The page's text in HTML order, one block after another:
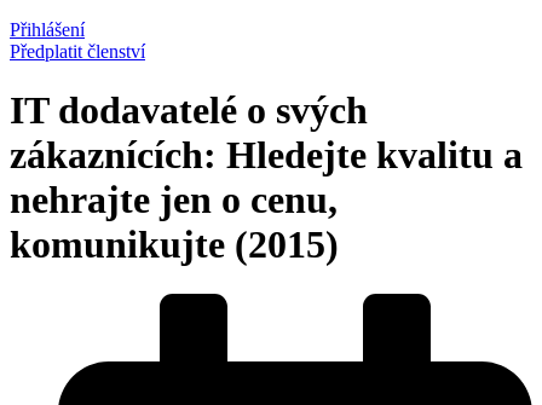
Přihlášení
Předplatit členství
IT dodavatelé o svých
zákaznících: Hledejte kvalitu a
nehrajte jen o cenu,
komunikujte (2015)